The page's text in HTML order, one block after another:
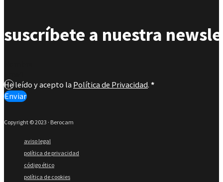
suscríbete a nuestra
He leído y acepto la Política de Privacidad. *
Enviar
Copyright © 2023 · Berocam
aviso legal
política de privacidad
código ético
política de cookies